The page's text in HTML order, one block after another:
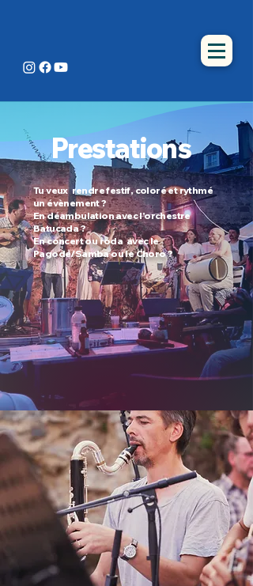
Prestations
Tu veux rendre festif, coloré et rythmé
un évènement ?
En déambulation avec l'orchestre
Batucada ?
En concert ou roda avec le
Pagode/Samba ou le Choro ?